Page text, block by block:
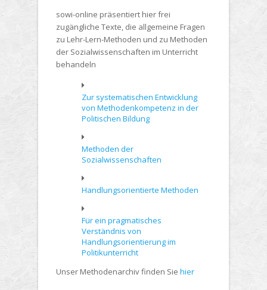
sowi-online präsentiert hier frei
zugängliche Texte, die allgemeine Fragen
zu Lehr-Lern-Methoden und zu Methoden
der Sozialwissenschaften im Unterricht
behandeln
Zur systematischen Entwicklung
von Methodenkompetenz in der
Politischen Bildung
Methoden der
Sozialwissenschaften
Handlungsorientierte Methoden
Für ein pragmatisches
Verständnis von
Handlungsorientierung im
Politikunterricht
Unser Methodenarchiv finden Sie hier